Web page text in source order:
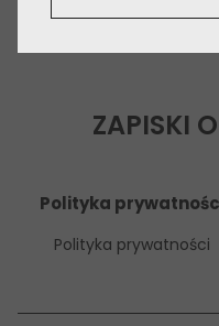
ZAPISKI
Polityka
Polityka prywatności